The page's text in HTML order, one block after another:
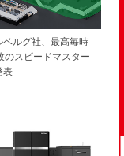
ベルグ社、最高毎時
のスピードマスター
表